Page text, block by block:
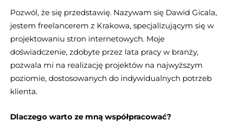
Pozwól, że się przedstawię. Nazywam się Dawid Gicala,
jestem freelancerem z Krakowa, specjalizującym się w
projektowaniu stron internetowych. Moje
doświadczenie, zdobyte przez lata pracy w branży,
pozwala mi na realizację projektów na najwyższym
poziomie, dostosowanych do indywidualnych potrzeb
klienta.
Dlaczego warto ze mną współpracować?